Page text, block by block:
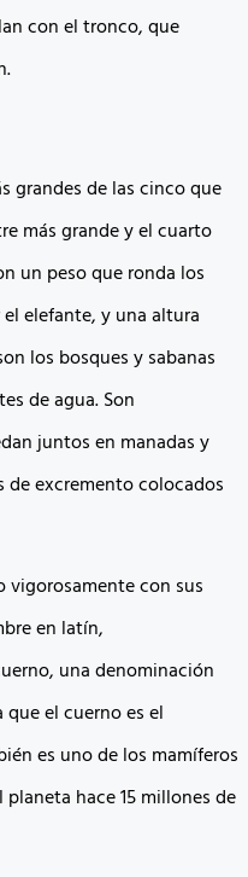
con el tronco, que
grandes de las cinco que
más grande y el cuarto
un peso que ronda los
elefante, y una altura
los bosques y sabanas
de agua. Son
juntos en manadas y
excremento colocados
vigorosamente con sus
en latín,
una denominación
el cuerno es el
es uno de los mamíferos
hace 15 millones de